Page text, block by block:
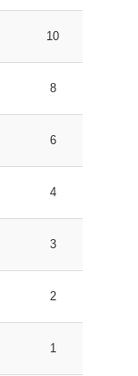
10
8
6
4
3
2
1